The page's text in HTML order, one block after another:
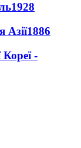
1928
Азії1886
-